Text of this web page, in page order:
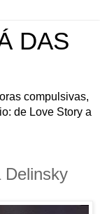
DAS
compulsivas,
de Love Story a
Delinsky